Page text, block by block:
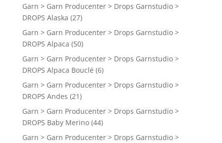
Garn > Garn Producenter > Drops Garnstudio >
DROPS Alaska (27)
Garn > Garn Producenter > Drops Garnstudio >
DROPS Alpaca (50)
Garn > Garn Producenter > Drops Garnstudio >
DROPS Alpaca Bouclé (6)
Garn > Garn Producenter > Drops Garnstudio >
DROPS Andes (21)
Garn > Garn Producenter > Drops Garnstudio >
DROPS Baby Merino (44)
Garn > Garn Producenter > Drops Garnstudio >